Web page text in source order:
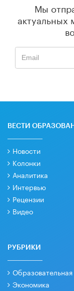
Мы
актуальных
ВЕСТИ
Новости
Колонки
Аналитика
Интервью
Рецензии
Видео
РУБРИКИ
Экономика